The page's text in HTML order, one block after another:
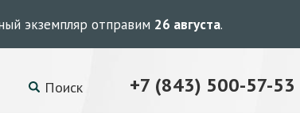
экземпляр отправим 26 августа.
Поиск +7 (843) 500-57-53